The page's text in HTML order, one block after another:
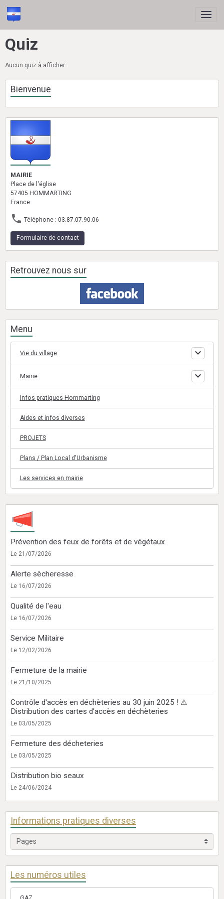
Quiz
Aucun quiz à afficher.
Bienvenue
MAIRIE
Place de l'église
57405 HOMMARTING
France
Téléphone : 03.87.07.90.06
Formulaire de contact
Retrouvez nous sur
Menu
Vie du village
Mairie
Infos pratiques Hommarting
Aides et infos diverses
PROJETS
Plans / Plan Local d'Urbanisme
Les services en mairie
Prévention des feux de forêts et de végétaux
Le 21/07/2026
Alerte sècheresse
Le 16/07/2026
Qualité de l'eau
Le 16/07/2026
Service Militaire
Le 12/02/2026
Fermeture de la mairie
Le 21/10/2025
Contrôle d'accès en déchèteries au 30 juin 2025 ! ⚠
Distribution des cartes d'accès en déchèteries
Le 03/05/2025
Fermeture des décheteries
Le 03/05/2025
Distribution bio seaux
Le 24/06/2024
Informations pratiques diverses
Les numéros utiles